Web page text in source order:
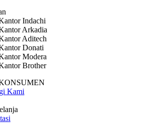
Indachi
Arkadia
Aditech
Donati
Modera
Brother
Kami